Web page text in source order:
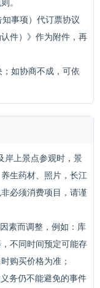
。
事项）代订票协议
件）》作为附件，再
如协商不成，可依
岸上景点参观时，景
生药材、照片，长江
必须消费项目，请谨
素而调整，例如：库
不同时间预定可能存
购买价格为准；
务仍不能避免的事件